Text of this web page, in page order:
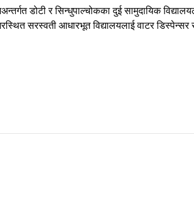
डोटी र सिन्धुपाल्चोकका दुई सामुदायिक
सरस्वती आधारभूत विद्यालयलाई वाटर डिस्पेन्सर र